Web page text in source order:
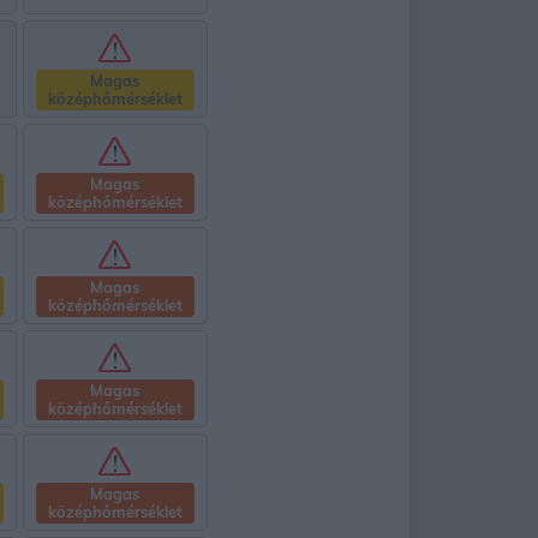
Magas
középhőmérséklet
Magas
középhőmérséklet
Magas
középhőmérséklet
Magas
középhőmérséklet
Magas
középhőmérséklet